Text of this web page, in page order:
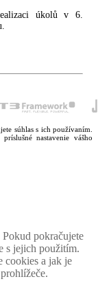
úkolů v 6.
súhlas s ich používaním.
nastavenie vášho
pokračujete
s jejich použitím.
cookies a jak je